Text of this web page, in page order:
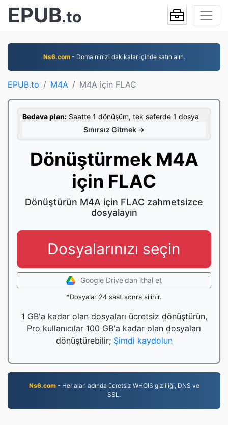
EPUB.to
Ns6.com- Domaininizi dakikalar içinde satın alın.
EPUB.to M4A M4A için FLAC
Bedava plan: Saatte 1 dönüşüm, tek seferde 1 dosya
Sınırsız Gitmek →
Dönüştürmek M4A
için FLAC
Dönüştürün M4A için FLAC zahmetsizce
dosyalayın
Dosyalarınızı seçin
Google Drive'dan ithal et
*Dosyalar 24 saat sonra silinir.
1 GB'a kadar olan dosyaları ücretsiz dönüştürün,
Pro kullanıcılar 100 GB'a kadar olan dosyaları
dönüştürebilir; Şimdi kaydolun
Ns6.com- Her alan adında ücretsiz WHOIS gizliliği, DNS ve
SSL.